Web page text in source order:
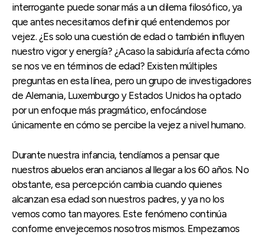
interrogante puede sonar más a un dilema filosófico, ya
que antes necesitamos definir qué entendemos por
vejez. ¿Es solo una cuestión de edad o también influyen
nuestro vigor y energía? ¿Acaso la sabiduría afecta cómo
se nos ve en términos de edad? Existen múltiples
preguntas en esta línea, pero un grupo de investigadores
de Alemania, Luxemburgo y Estados Unidos ha optado
por un enfoque más pragmático, enfocándose
únicamente en cómo se percibe la vejez a nivel humano.
Durante nuestra infancia, tendíamos a pensar que
nuestros abuelos eran ancianos al llegar a los 60 años. No
obstante, esa percepción cambia cuando quienes
alcanzan esa edad son nuestros padres, y ya no los
vemos como tan mayores. Este fenómeno continúa
conforme envejecemos nosotros mismos. Empezamos